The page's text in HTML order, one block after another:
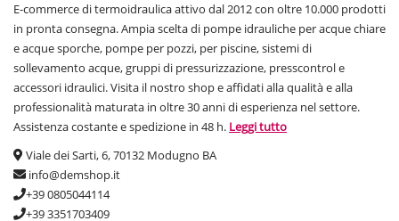
E-commerce di termoidraulica attivo dal 2012 con oltre 10.000 prodotti
in pronta consegna. Ampia scelta di pompe idrauliche per acque chiare
e acque sporche, pompe per pozzi, per piscine, sistemi di
sollevamento acque, gruppi di pressurizzazione, presscontrol e
accessori idraulici. Visita il nostro shop e affidati alla qualità e alla
professionalità maturata in oltre 30 anni di esperienza nel settore.
Assistenza costante e spedizione in 48 h. Leggi tutto
Viale dei Sarti, 6, 70132 Modugno BA
info@demshop.it
+39 0805044114
+39 3351703409